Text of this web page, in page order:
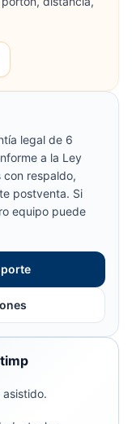
legal de 6
a la Ley
respaldo,
postventa. Si
equipo puede